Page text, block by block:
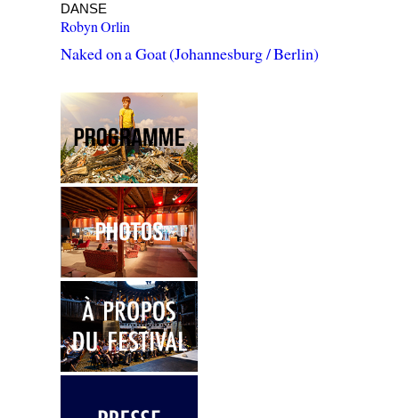
DANSE
Robyn Orlin
Naked on a Goat (Johannesburg / Berlin)